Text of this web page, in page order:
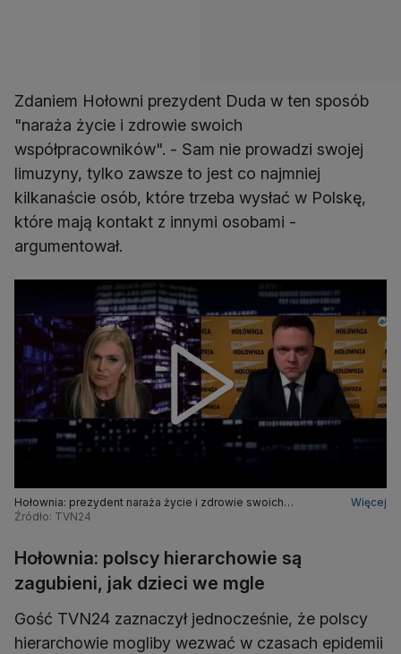
Zdaniem Hołowni prezydent Duda w ten sposób
"naraża życie i zdrowie swoich
współpracowników". - Sam nie prowadzi swojej
limuzyny, tylko zawsze to jest co najmniej
kilkanaście osób, które trzeba wysłać w Polskę,
które mają kontakt z innymi osobami -
argumentował.
Hołownia: prezydent naraża życie i zdrowie swoich
współpracowników
Więcej
Źródło: TVN24
Hołownia: polscy hierarchowie są
zagubieni, jak dzieci we mgle
Gość TVN24 zaznaczył jednocześnie, że polscy
hierarchowie mogliby wezwać w czasach epidemii